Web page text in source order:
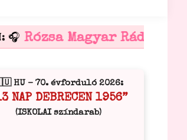
🎧 Rózsa Magyar Rádió
HU – 70. évforduló 2026:
NAP DEBRECEN 1956”
(ISKOLAI színdarab)